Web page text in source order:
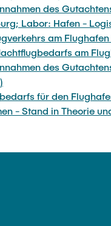
des
Labor: Hafen -
am
am
des
für den
- Stand in Theorie